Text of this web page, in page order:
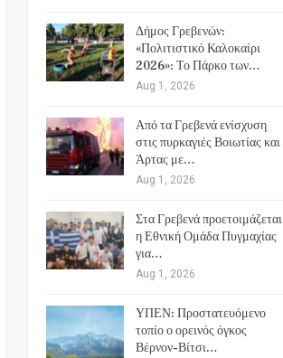
Δήμος Γρεβενών:
«Πολιτιστικό Καλοκαίρι
2026»: Το Πάρκο των…
Aug 1, 2026
Από τα Γρεβενά ενίσχυση
στις πυρκαγιές Βοιωτίας και
Άρτας με…
Aug 1, 2026
Στα Γρεβενά προετοιμάζεται
η Εθνική Ομάδα Πυγμαχίας
για…
Aug 1, 2026
ΥΠΕΝ: Προστατευόμενο
τοπίο ο ορεινός όγκος
Βέρνον-Βίτσι…